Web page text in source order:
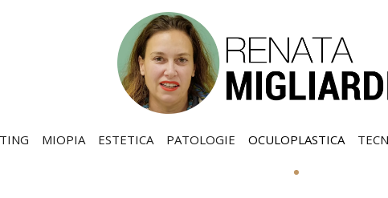
MIOPIA ESTETICA PATOLOGIE OCULOPLASTICA